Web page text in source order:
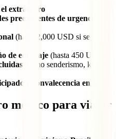
el extranjero
preexistentes de urgencia
(hasta 2,000 USD si se
de equipaje (hasta 450 USD)
, como senderismo, kayak
y convalecencia en hotel
médico para viajar